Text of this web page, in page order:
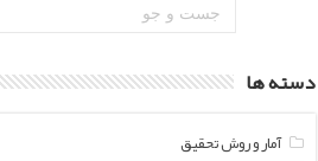
دسته ها
آمار و روش تحقیق